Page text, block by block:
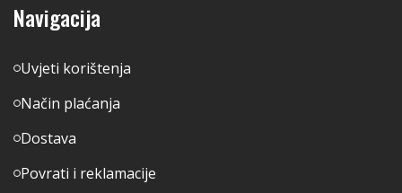
Navigacija
Uvjeti korištenja
Način plaćanja
Dostava
Povrati i reklamacije